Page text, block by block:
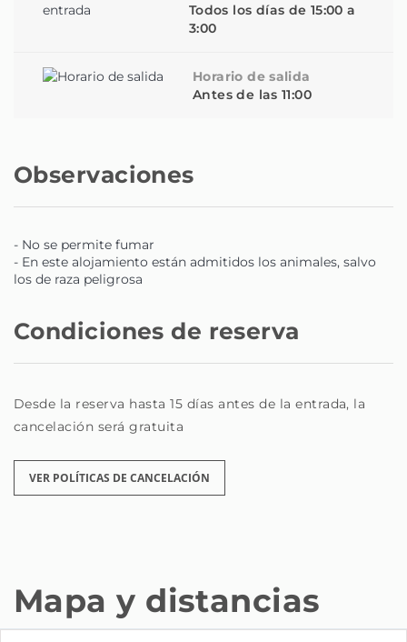
Todos los días de 15:00 a
3:00
Horario de salida
Antes de las 11:00
Observaciones
- No se permite fumar
- En este alojamiento están admitidos los animales, salvo
los de raza peligrosa
Condiciones de reserva
Desde la reserva hasta 15 días antes de la entrada, la
cancelación será gratuita
VER POLÍTICAS DE CANCELACIÓN
Mapa y distancias